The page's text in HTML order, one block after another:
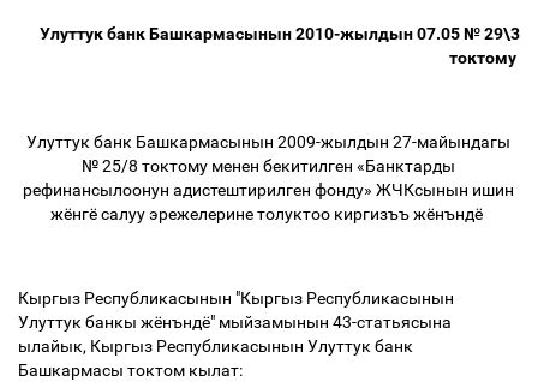
Улуттук банк Башкармасынын 2010-жылдын 07.05 № 29\3
токтому
Улуттук банк Башкармасынын 2009-жылдын 27-майындагы
№ 25/8 токтому менен бекитилген «Банктарды
рефинансылоонун адистештирилген фонду» ЖЧКсынын ишин
жёнгё салуу эрежелерине толуктоо киргизъъ жёнъндё
Кыргыз Республикасынын "Кыргыз Республикасынын
Улуттук банкы жёнъндё" мыйзамынын 43-статьясына
ылайык, Кыргыз Республикасынын Улуттук банк
Башкармасы токтом кылат: